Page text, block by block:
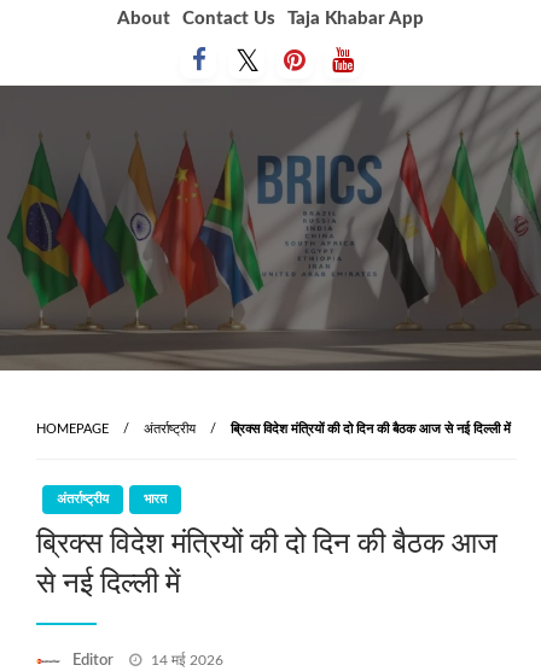
About Contact Us Taja Khabar App
HOMEPAGE अंतर्राष्ट्रीय ब्रिक्स विदेश मंत्रियों की दो दिन की बैठक आज से नई दिल्ली में
अंतर्राष्ट्रीय भारत
ब्रिक्स विदेश मंत्रियों की दो दिन की बैठक आज
से नई दिल्ली में
Editor
Posted
14 मई 2026